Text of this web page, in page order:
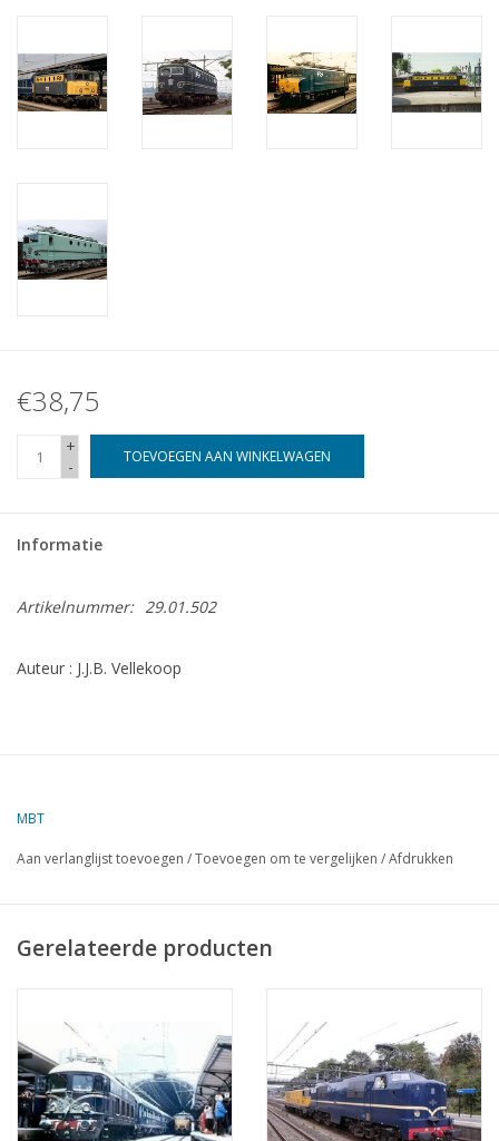
€38,75
+
-
TOEVOEGEN AAN WINKELWAGEN
Informatie
Artikelnummer: 29.01.502
Auteur : J.J.B. Vellekoop
MBT
Aan verlanglijst toevoegen /Toevoegen om te vergelijken /Afdrukken
Gerelateerde producten